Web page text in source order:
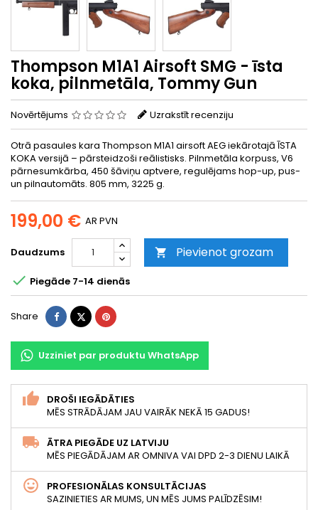
Thompson M1A1 Airsoft SMG - īsta
koka, pilnmetāla, Tommy Gun
Novērtējums Uzrakstīt recenziju
Otrā pasaules kara Thompson M1A1 airsoft AEG iekārotajā ĪSTA
KOKA versijā – pārsteidzoši reālistisks. Pilnmetāla korpuss, V6
pārnesumkārba, 450 šāviņu aptvere, regulējams hop-up, pus-
un pilnautomāts. 805 mm, 3225 g.
199,00 € AR PVN
Daudzums  Pievienot grozam
 Piegāde 7-14 dienās
Share ShareTweetPinterest
Uzziniet par produktu WhatsApp
DROŠI IEGĀDĀTIES
MĒS STRĀDĀJAM JAU VAIRĀK NEKĀ 15 GADUS!
ĀTRA PIEGĀDE UZ LATVIJU
MĒS PIEGĀDĀJAM AR OMNIVA VAI DPD 2-3 DIENU LAIKĀ
PROFESIONĀLAS KONSULTĀCIJAS
SAZINIETIES AR MUMS, UN MĒS JUMS PALĪDZĒSIM!